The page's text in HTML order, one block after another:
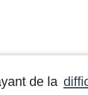
de la